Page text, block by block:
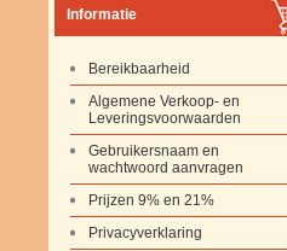
Informatie
Bereikbaarheid
Algemene Verkoop- en
Leveringsvoorwaarden
Gebruikersnaam en
wachtwoord aanvragen
Prijzen 9% en 21%
Privacyverklaring